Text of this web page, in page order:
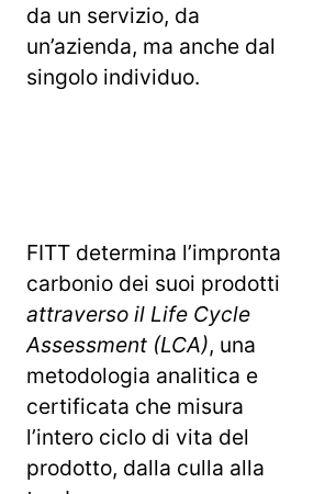
da un servizio, da
un’azienda, ma anche dal
singolo individuo.
FITT determina l’impronta
carbonio dei suoi prodotti
attraverso il Life Cycle
Assessment (LCA), una
metodologia analitica e
certificata che misura
l’intero ciclo di vita del
prodotto, dalla culla alla